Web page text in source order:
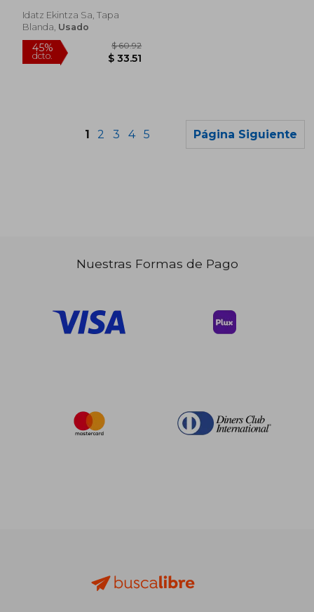
$ 23.98
Idatz Ekintza Sa, Tapa
Blanda, Usado
1 2 3 4 5 Página Siguiente
Nuestras Formas de Pago